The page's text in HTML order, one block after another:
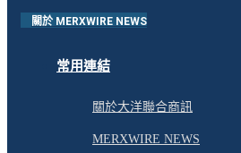
關於 MERXWIRE NEWS
常用連結
關於大洋聯合商訊
MERXWIRE NEWS